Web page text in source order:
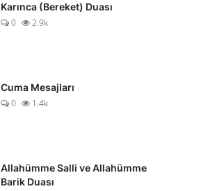
Karınca (Bereket) Duası
0
2.9k
Cuma Mesajları
0
1.4k
Allahümme Salli ve Allahümme
Barik Duası